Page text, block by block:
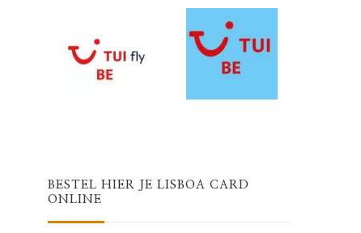
BESTEL HIER JE LISBOA CARD
ONLINE